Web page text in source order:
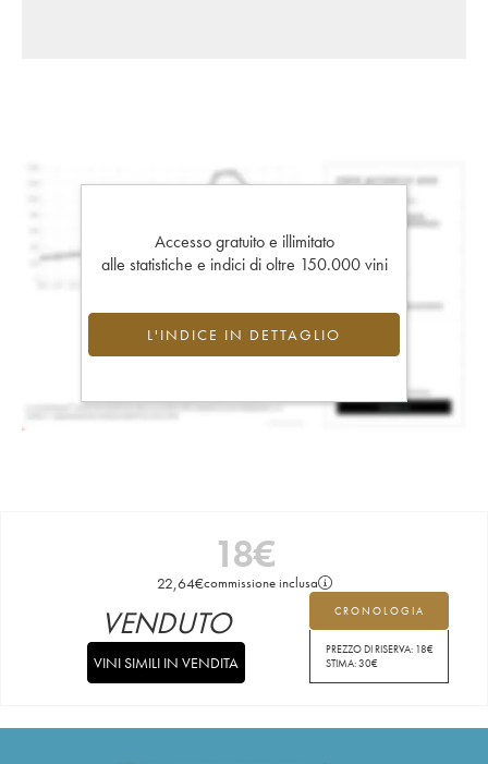
Accesso gratuito e illimitato
alle statistiche e indici di oltre 150.000 vini
L'INDICE IN DETTAGLIO
18€
22,64€commissione inclusa
CRONOLOGIA
PREZZO DI RISERVA: 18€
STIMA:30€
VENDUTO
VINI SIMILI IN VENDITA